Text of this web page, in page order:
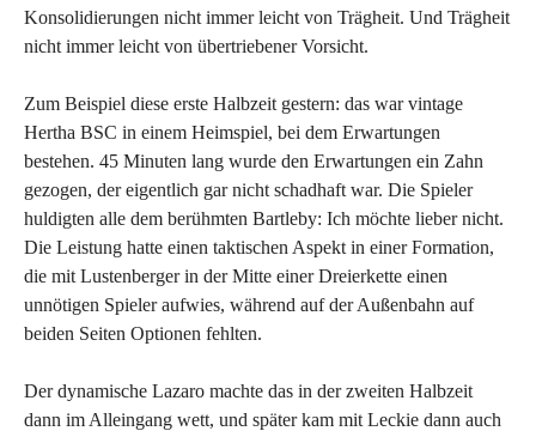
Konsolidierungen nicht immer leicht von Trägheit. Und Trägheit
nicht immer leicht von übertriebener Vorsicht.
Zum Beispiel diese erste Halbzeit gestern: das war vintage
Hertha BSC in einem Heimspiel, bei dem Erwartungen
bestehen. 45 Minuten lang wurde den Erwartungen ein Zahn
gezogen, der eigentlich gar nicht schadhaft war. Die Spieler
huldigten alle dem berühmten Bartleby: Ich möchte lieber nicht.
Die Leistung hatte einen taktischen Aspekt in einer Formation,
die mit Lustenberger in der Mitte einer Dreierkette einen
unnötigen Spieler aufwies, während auf der Außenbahn auf
beiden Seiten Optionen fehlten.
Der dynamische Lazaro machte das in der zweiten Halbzeit
dann im Alleingang wett, und später kam mit Leckie dann auch